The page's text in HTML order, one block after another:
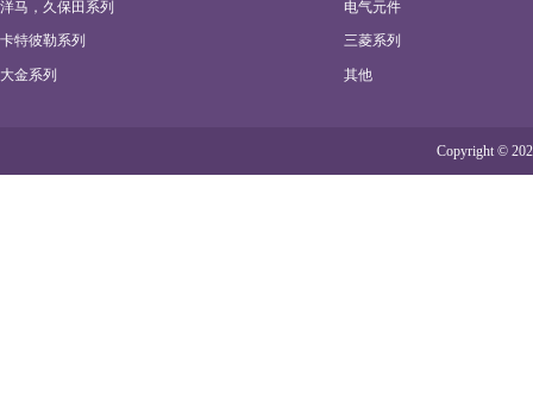
洋马，久保田系列
电气元件
卡特彼勒系列
三菱系列
大金系列 其他
Copyright ©